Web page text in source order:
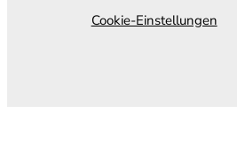
Cookie-Einstellungen